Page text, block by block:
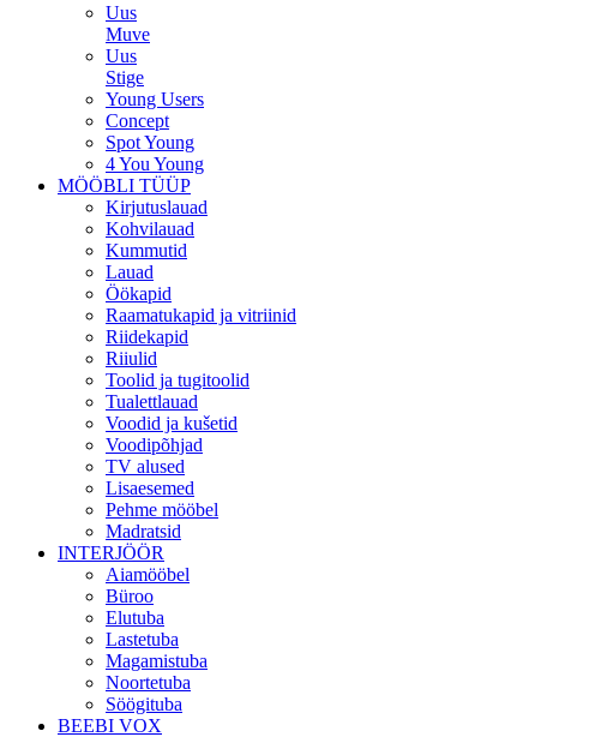
Uus
Muve
Uus
Stige
Young Users
Concept
Spot Young
4 You Young
MÖÖBLI TÜÜP
Kirjutuslauad
Kohvilauad
Kummutid
Lauad
Öökapid
Raamatukapid ja vitriinid
Riidekapid
Riiulid
Toolid ja tugitoolid
Tualettlauad
Voodid ja kušetid
Voodipõhjad
TV alused
Lisaesemed
Pehme mööbel
Madratsid
INTERJÖÖR
Aiamööbel
Büroo
Elutuba
Lastetuba
Magamistuba
Noortetuba
Söögituba
BEEBI VOX